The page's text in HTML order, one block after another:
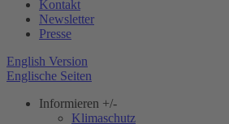
Kontakt
Newsletter
Presse
English Version
Englische Seiten
Informieren +/-
Klimaschutz